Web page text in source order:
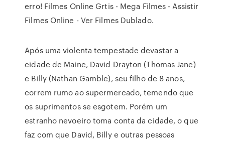
erro! Filmes Online Grtis - Mega Filmes - Assistir
Filmes Online - Ver Filmes Dublado.
Após uma violenta tempestade devastar a
cidade de Maine, David Drayton (Thomas Jane)
e Billy (Nathan Gamble), seu filho de 8 anos,
correm rumo ao supermercado, temendo que
os suprimentos se esgotem. Porém um
estranho nevoeiro toma conta da cidade, o que
faz com que David, Billy e outras pessoas